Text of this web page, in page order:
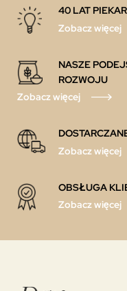
40 LAT
Zobacz więcej
NASZE
ROZWOJU
Zobacz więcej
Zobacz więcej
OBSŁUGA
Zobacz więcej